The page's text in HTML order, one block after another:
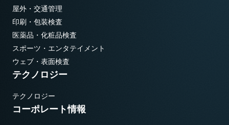
屋外・交通管理
印刷・包装検査
医薬品・化粧品検査
スポーツ・エンタテイメント
ウェブ・表面検査
テクノロジー
テクノロジー
コーポレート情報